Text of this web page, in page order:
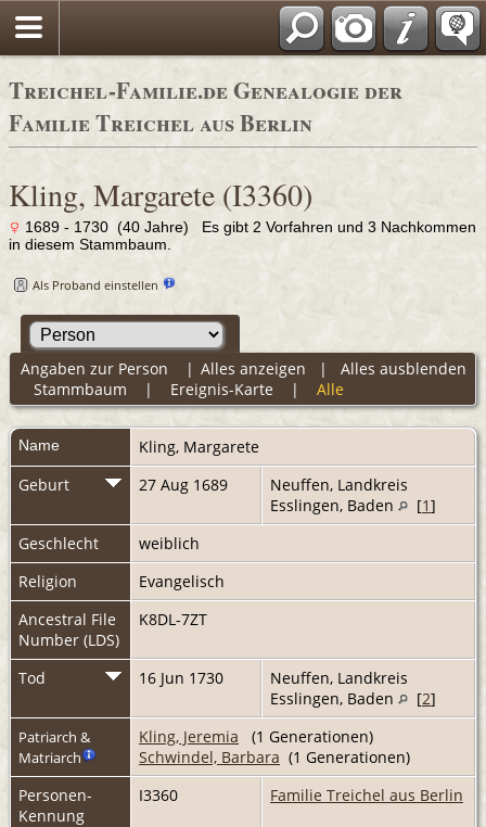
Adressbücher
Treichel-Familie.de Genealogie der
Familie Treichel aus Berlin
Kling, Margarete (I3360)
1689 - 1730 (40 Jahre) Es gibt 2 Vorfahren und 3 Nachkommen
in diesem Stammbaum.
Als Proband einstellen
Alles anzeigen | Alles ausblenden
Angaben zur Person |
Stammbaum | Ereignis-Karte | Alle
Name Kling, Margarete
Geburt
27 Aug 1689
Neuffen, Landkreis
Esslingen, Baden
[1]
Geschlecht
weiblich
Religion
Evangelisch
Ancestral File
Number (LDS)
K8DL-7ZT
Tod 16 Jun 1730
Neuffen, Landkreis
Esslingen, Baden
[2]
Patriarch &
Matriarch
Kling, Jeremia (1 Generationen)
Schwindel, Barbara (1 Generationen)
Personen-
Kennung
I3360 Familie Treichel aus Berlin